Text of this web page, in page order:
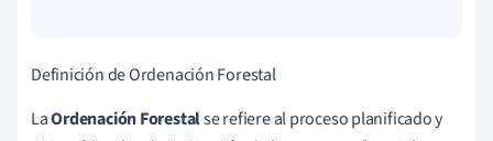
Definición de Ordenación Forestal
LaOrdenación Forestalse refiere al proceso planificado y